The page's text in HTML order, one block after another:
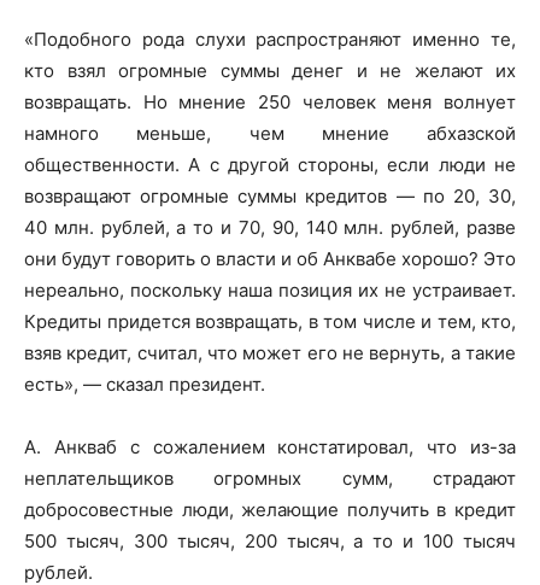
«Подобного рода слухи распространяют именно те,
кто взял огромные суммы денег и не желают их
возвращать. Но мнение 250 человек меня волнует
намного меньше, чем мнение абхазской
общественности. А с другой стороны, если люди не
возвращают огромные суммы кредитов — по 20, 30,
40 млн. рублей, а то и 70, 90, 140 млн. рублей, разве
они будут говорить о власти и об Анквабе хорошо? Это
нереально, поскольку наша позиция их не устраивает.
Кредиты придется возвращать, в том числе и тем, кто,
взяв кредит, считал, что может его не вернуть, а такие
есть», — сказал президент.
А. Анкваб с сожалением констатировал, что из-за
неплательщиков огромных сумм, страдают
добросовестные люди, желающие получить в кредит
500 тысяч, 300 тысяч, 200 тысяч, а то и 100 тысяч
рублей.